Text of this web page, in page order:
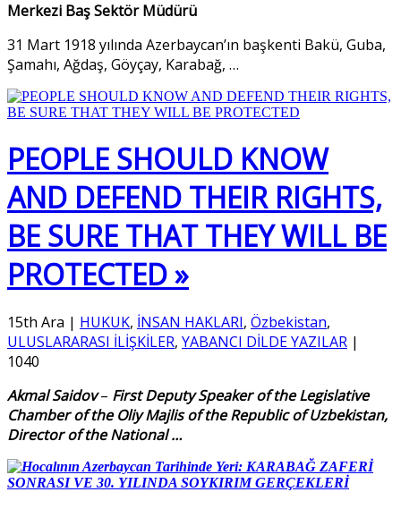
Merkezi Baş Sektör Müdürü
31 Mart 1918 yılında Azerbaycan’ın başkenti Bakü, Guba,
Şamahı, Ağdaş, Göyçay, Karabağ, …
PEOPLE SHOULD KNOW
AND DEFEND THEIR RIGHTS,
BE SURE THAT THEY WILL BE
PROTECTED »
15th Ara | HUKUK, İNSAN HAKLARI, Özbekistan,
ULUSLARARASI İLİŞKİLER, YABANCI DİLDE YAZILAR |
1040
Akmal Saidov– First Deputy Speaker of the Legislative
Chamber of the Oliy Majlis of the Republic of Uzbekistan,
Director of the National…